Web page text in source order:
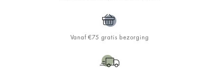
Vanaf €75 gratis bezorging